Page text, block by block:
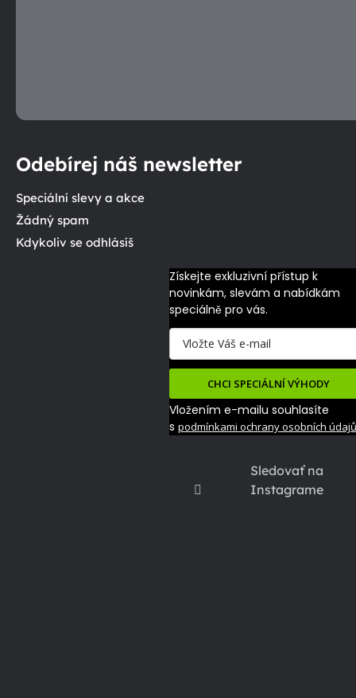
Sledovať na
Instagrame
Odebírej náš newsletter
Speciální slevy a akce
Žádný spam
Kdykoliv se odhlásíš
Získejte exkluzivní přístup k
novinkám, slevám a nabídkám
speciálně pro vás.
CHCI SPECIÁLNÍ VÝHODY
Vložením e-mailu souhlasíte
s podmínkami ochrany osobních údajů